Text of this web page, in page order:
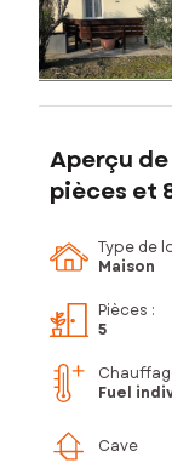
Aperçu
pièces et
Type de
Maison
Pièces :
5
Fuel
Cave